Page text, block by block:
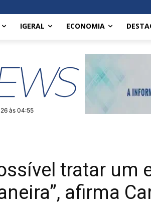
IGERAL ECONOMIA
às 04:55
tratar um
afirma